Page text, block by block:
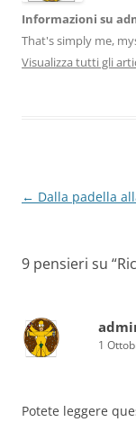
Informazioni su
That's simply me,
Visualizza tutti gli
Navigazione
← Dalla padella
9 pensieri su “
1
Potete leggere